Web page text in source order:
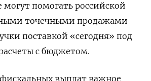
помогать российской
точечными продажами
поставкой «сегодня» под
с бюджетом.
выплат важное